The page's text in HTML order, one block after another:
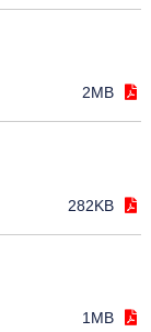
2MB
282KB
1MB